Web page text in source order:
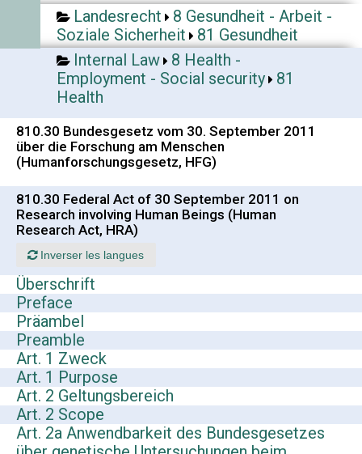
Landesrecht
8 Gesundheit - Arbeit -
Soziale Sicherheit
81 Gesundheit
Internal Law
8 Health -
Employment - Social security
81
Health
810.30 Bundesgesetz vom 30. September 2011
über die Forschung am Menschen
(Humanforschungsgesetz, HFG)
810.30 Federal Act of 30 September 2011 on
Research involving Human Beings (Human
Research Act, HRA)
Inverser les langues
Überschrift
Preface
Präambel
Preamble
Art. 1 Zweck
Art. 1 Purpose
Art. 2 Geltungsbereich
Art. 2 Scope
Art. 2a Anwendbarkeit des Bundesgesetzes